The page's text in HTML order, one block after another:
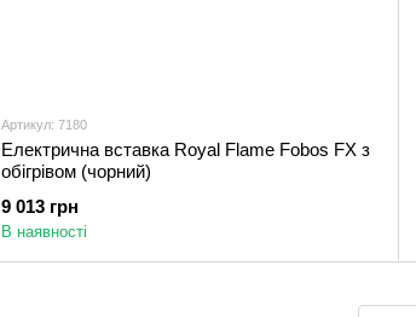
Артикул: 7180
Електрична вставка Royal Flame Fobos FX з
обігрівом (чорний)
9 013 грн
В наявності